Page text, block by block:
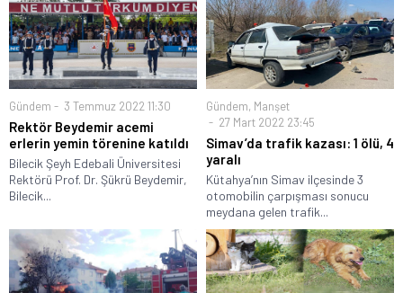
Gündem 3 Temmuz 2022 11:30
Rektör Beydemir acemi
erlerin yemin törenine katıldı
Bilecik Şeyh Edebali Üniversitesi
Rektörü Prof. Dr. Şükrü Beydemir,
Bilecik...
Gündem, Manşet
27 Mart 2022 23:45
Simav’da trafik kazası: 1 ölü, 4
yaralı
Kütahya’nın Simav ilçesinde 3
otomobilin çarpışması sonucu
meydana gelen trafik...